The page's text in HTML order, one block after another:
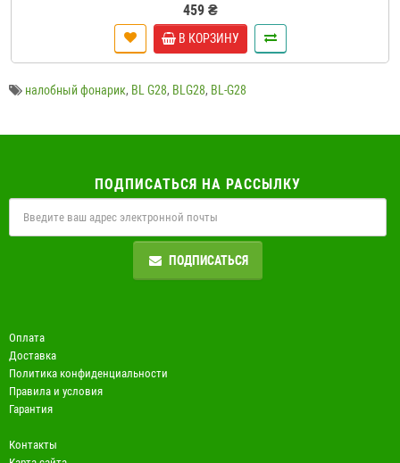
459 ₴
В КОРЗИНУ
налобный фонарик, BL G28, BLG28, BL-G28
ПОДПИСАТЬСЯ НА РАССЫЛКУ
ПОДПИСАТЬСЯ
Оплата
Доставка
Политика конфиденциальности
Правила и условия
Гарантия
Контакты